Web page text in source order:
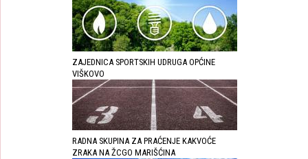
ZAJEDNICA SPORTSKIH UDRUGA OPĆINE
VIŠKOVO
RADNA SKUPINA ZA PRAĆENJE KAKVOĆE
ZRAKA NA ŽCGO MARIŠĆINA